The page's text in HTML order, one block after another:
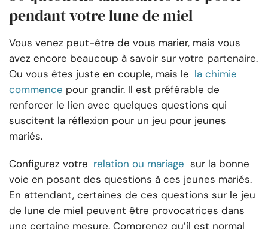
pendant votre lune de miel
Vous venez peut-être de vous marier, mais vous
avez encore beaucoup à savoir sur votre partenaire.
Ou vous êtes juste en couple, mais le la chimie
commence pour grandir. Il est préférable de
renforcer le lien avec quelques questions qui
suscitent la réflexion pour un jeu pour jeunes
mariés.
Configurez votre relation ou mariage sur la bonne
voie en posant des questions à ces jeunes mariés.
En attendant, certaines de ces questions sur le jeu
de lune de miel peuvent être provocatrices dans
une certaine mesure. Comprenez qu’il est normal